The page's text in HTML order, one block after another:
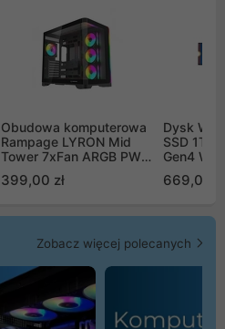
Obudowa komputerowa
Rampage LYRON Mid
Tower 7xFan ARGB PWM
399,00 zł
Dysk WD
SSD 1TB
Gen4
669,00
Zobacz więcej polecanych